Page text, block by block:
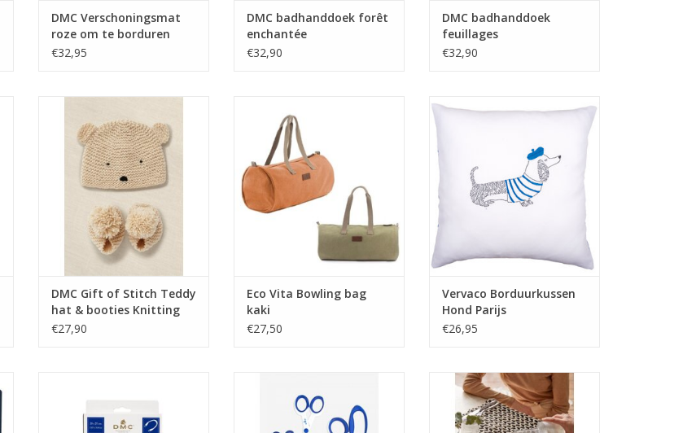
DMC Verschoningsmat
roze om te borduren
€32,95
DMC badhanddoek forêt
enchantée
€32,90
DMC badhanddoek
feuillages
€32,90
booties Knitting Kit
TOEVOEGEN AAN WINKELWAGEN
DMC Gift of Stitch Teddy
hat & booties Knitting
Kit
€27,90
Eco Vita Bowling bag
kaki
€27,50
Vervaco Borduurkussen Hond
TOEVOEGEN AAN WINKELWAGEN
Vervaco Borduurkussen
Hond Parijs
€26,95
TOEVOEGEN AAN WINKELWAGEN
DMC Gift of stitch haak set
Placemats
TOEVOEGEN AAN WINKELWAGEN